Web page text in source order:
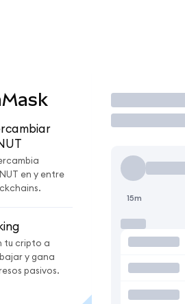
en y entre
tu cripto a
y gana
pasivos.
Operar
15m